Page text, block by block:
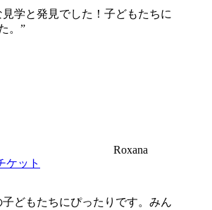
学と発見でした！子どもたちに
。”
Roxana
ケット
子どもたちにぴったりです。みん